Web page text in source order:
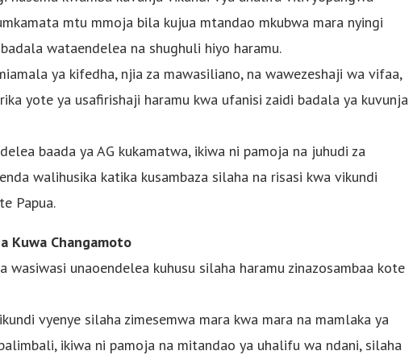
mtu mmoja bila kujua mtandao mkubwa mara nyingi
wataendelea na shughuli hiyo haramu.
ya kifedha, njia za mawasiliano, na wawezeshaji wa vifaa,
yote ya usafirishaji haramu kwa ufanisi zaidi badala ya kuvunja
baada ya AG kukamatwa, ikiwa ni pamoja na juhudi za
walihusika katika kusambaza silaha na risasi kwa vikundi
Papua.
Kuwa Changamoto
wasiwasi unaoendelea kuhusu silaha haramu zinazosambaa kote
vyenye silaha zimesemwa mara kwa mara na mamlaka ya
ikiwa ni pamoja na mitandao ya uhalifu wa ndani, silaha